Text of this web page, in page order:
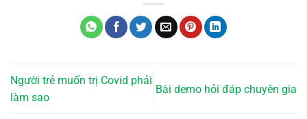
Người trẻ muốn trị Covid phải
làm sao
Bài demo hỏi đáp chuyên gia